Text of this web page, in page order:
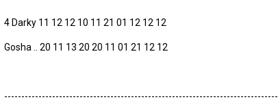
4 Darky 11 12 12 10 11 21 01 12 12 12
Gosha .. 20 11 13 20 20 11 01 21 12 12
--------------------------------------------------------------------------------